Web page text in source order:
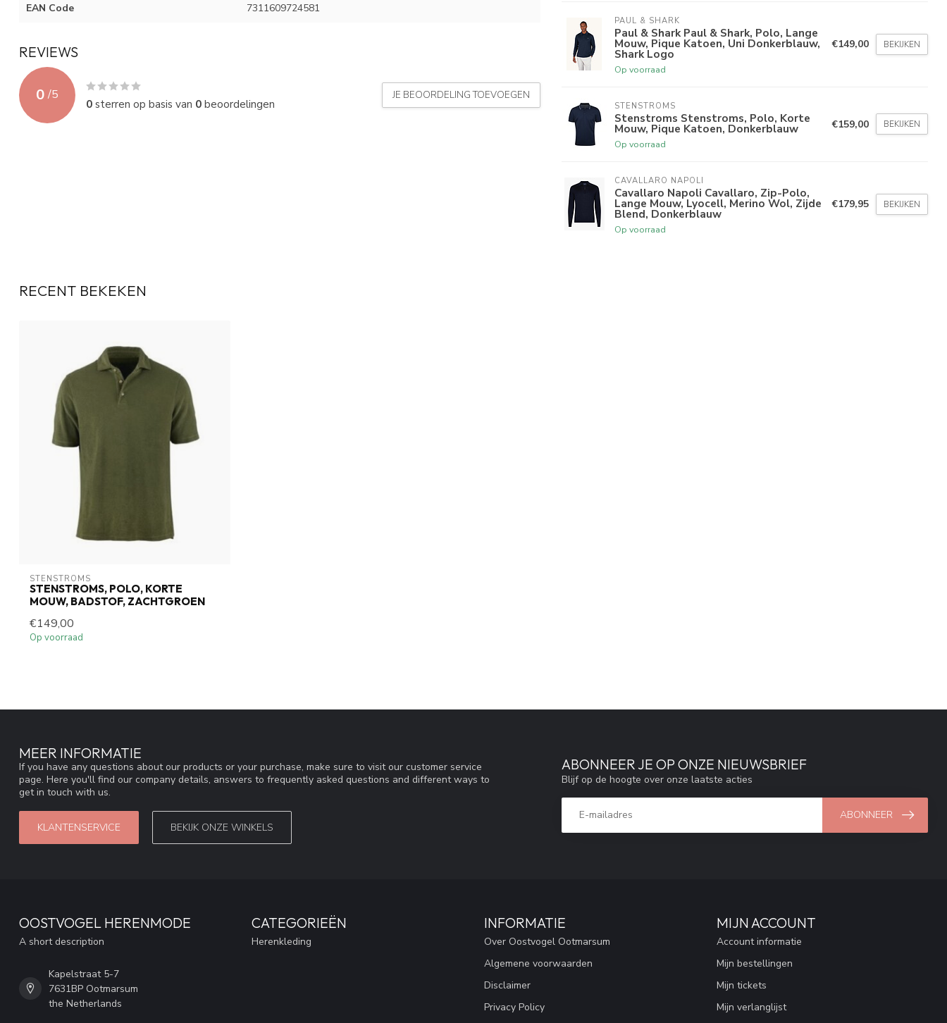
EAN Code 7311609724581
REVIEWS
0 /5
0sterren op basis van 0beoordelingen
JE BEOORDELING TOEVOEGEN
PAUL & SHARK
Paul & Shark Paul & Shark, Polo, Lange
Mouw, Pique Katoen, Uni Donkerblauw,
Shark Logo
Op voorraad
€149,00 BEKIJKEN
STENSTROMS
Stenstroms Stenstroms, Polo, Korte
Mouw, Pique Katoen, Donkerblauw
Op voorraad
€159,00 BEKIJKEN
CAVALLARO NAPOLI
Cavallaro Napoli Cavallaro, Zip-Polo,
Lange Mouw, Lyocell, Merino Wol, Zijde
Blend, Donkerblauw
Op voorraad
€179,95 BEKIJKEN
RECENT BEKEKEN
STENSTROMS
STENSTROMS, POLO, KORTE
MOUW, BADSTOF, ZACHTGROEN
€149,00
Op voorraad
MEER INFORMATIE
If you have any questions about our products or your purchase, make sure to visit our customer service
page. Here you'll find our company details, answers to frequently asked questions and different ways to
get in touch with us.
KLANTENSERVICE BEKIJK ONZE WINKELS
ABONNEER JE OP ONZE NIEUWSBRIEF
Blijf op de hoogte over onze laatste acties
ABONNEER
OOSTVOGEL HERENMODE
A short description
Kapelstraat 5-7
7631BP Ootmarsum
the Netherlands
CATEGORIEËN
Herenkleding
INFORMATIE
Over Oostvogel Ootmarsum
Algemene voorwaarden
Disclaimer
Privacy Policy
MIJN ACCOUNT
Account informatie
Mijn bestellingen
Mijn tickets
Mijn verlanglijst